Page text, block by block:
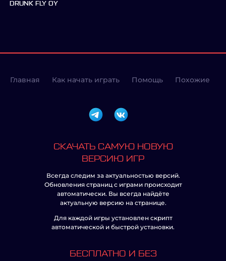
DRUNK FLY OY
Главная Как начать играть Помощь Похожие
СКАЧАТЬ САМУЮ НОВУЮ
ВЕРСИЮ ИГР
Всегда следим за актуальностью версий.
Обновления страниц с играми происходит
автоматически. Вы всегда найдёте
актуальную версию на странице.
Для каждой игры установлен скрипт
автоматической и быстрой установки.
БЕСПЛАТНО И БЕЗ